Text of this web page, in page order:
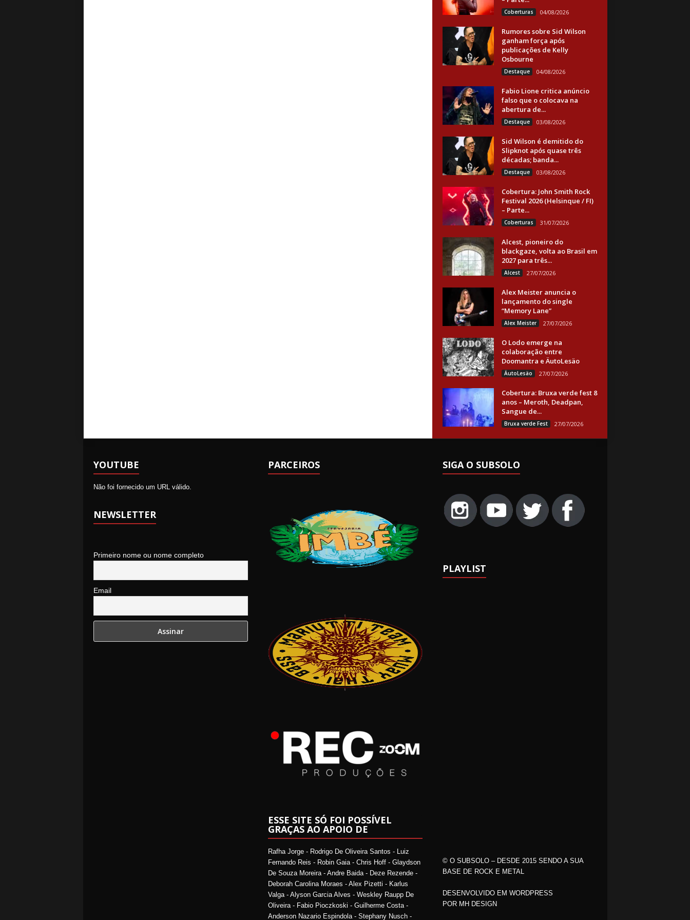
Coberturas 04/08/2026
Rumores sobre Sid Wilson
ganham força após
publicações de Kelly
Osbourne
Destaque 04/08/2026
Fabio Lione critica anúncio
falso que o colocava na
abertura de...
Destaque 03/08/2026
Sid Wilson é demitido do
Slipknot após quase três
décadas; banda...
Destaque 03/08/2026
Cobertura: John Smith Rock
Festival 2026 (Helsinque / FI)
– Parte...
Coberturas 31/07/2026
Alcest, pioneiro do
blackgaze, volta ao Brasil em
2027 para três...
Alcest 27/07/2026
Alex Meister anuncia o
lançamento do single
“Memory Lane”
Alex Meister 27/07/2026
O Lodo emerge na
colaboração entre
Doomantra e ÄutoLesäo
ÄutoLesäo 27/07/2026
Cobertura: Bruxa verde fest 8
anos – Meroth, Deadpan,
Sangue de...
Bruxa verde Fest 27/07/2026
YOUTUBE
Não foi fornecido um URL válido.
NEWSLETTER
Primeiro nome ou nome completo
Email
PARCEIROS
ESSE SITE SÓ FOI POSSÍVEL
GRAÇAS AO APOIO DE
Rafha Jorge - Rodrigo De Oliveira Santos - Luiz
Fernando Reis - Robin Gaia - Chris Hoff - Glaydson
De Souza Moreira - Andre Baida - Deze Rezende -
Deborah Carolina Moraes - Alex Pizetti - Karlus
Valga - Alyson Garcia Alves - Weskley Raupp De
Oliveira - Fabio Pioczkoski - Guilherme Costa -
Anderson Nazario Espindola - Stephany Nusch -
SIGA O SUBSOLO
PLAYLIST
© O SUBSOLO – DESDE 2015 SENDO A SUA
BASE DE ROCK E METAL
DESENVOLVIDO EM WORDPRESS
POR MH DESIGN